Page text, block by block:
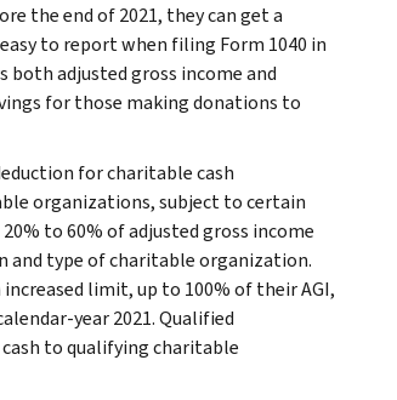
the end of 2021, they can get a
to report when filing Form 1040 in
both adjusted gross income and
for those making donations to
for charitable cash
organizations, subject to certain
to 60% of adjusted gross income
and type of charitable organization.
limit, up to 100% of their AGI,
year 2021. Qualified
to qualifying charitable